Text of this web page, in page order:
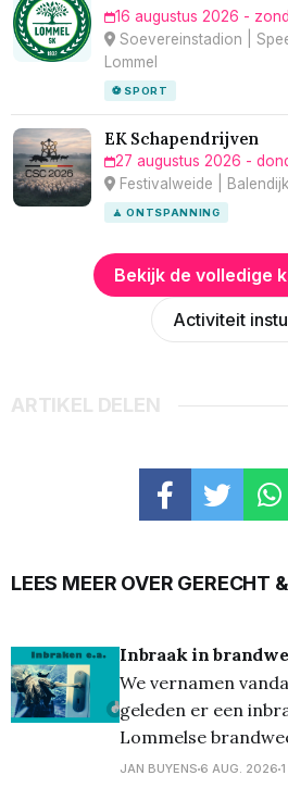
16 augustus 2026 -
Soevereinstadion |
Lommel
⚽ SPORT
EK Schapendrijven
27 augustus 2026 -
Festivalweide |
🧘 ONTSPANNING
Bekijk de volledige
Activiteit
ARTIKEL DELEN
LEES MEER OVER GERECHT
Inbraak in
We vernamen
geleden er een
Lommelse
van de stelplaats
JAN BUYENS 6 AUG. 2026